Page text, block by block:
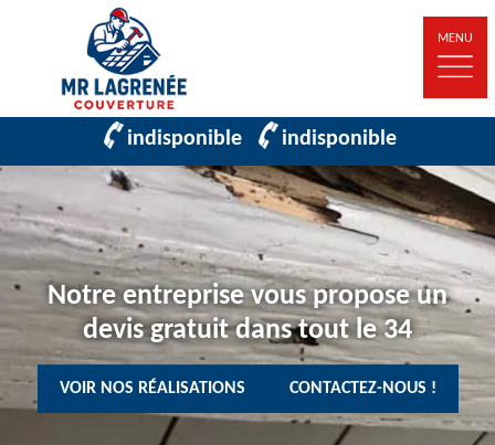
MENU
indisponible indisponible
Notre entreprise vous propose un
devis gratuit dans tout le 34
VOIR NOS RÉALISATIONS CONTACTEZ-NOUS !